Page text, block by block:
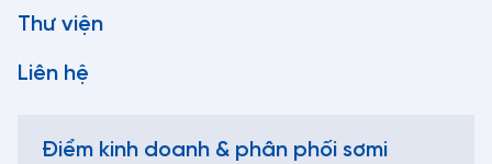
Thư viện
Liên hệ
Điểm kinh doanh & phân phối sơmi